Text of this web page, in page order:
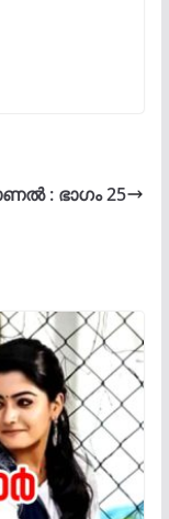
: ഭാഗം 25